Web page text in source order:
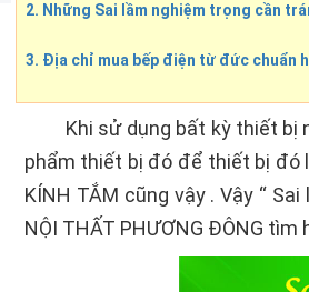
2. Những Sai lầm nghiệm trọng cần
3. Địa chỉ mua bếp điện từ đức chuẩn
Khi sử dụng bất kỳ thiết bị
phẩm thiết bị đó để thiết bị đó
KÍNH TẮM cũng vậy . Vậy “
NỘI THẤT PHƯƠNG ĐÔNG